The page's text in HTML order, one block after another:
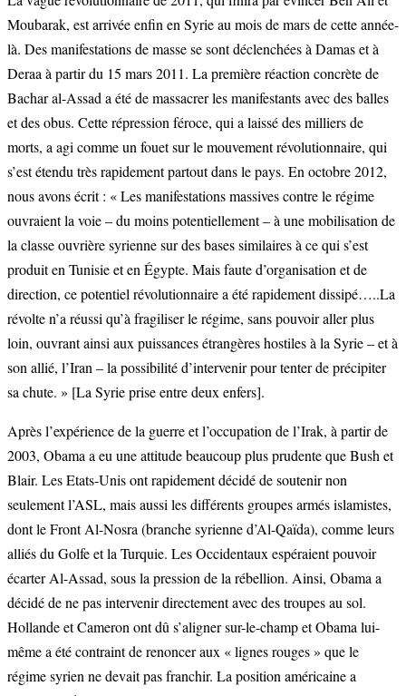
Moubarak, est arrivée enfin en Syrie au mois de mars de cette année-
là. Des manifestations de masse se sont déclenchées à Damas et à
Deraa à partir du 15 mars 2011. La première réaction concrète de
Bachar al-Assad a été de massacrer les manifestants avec des balles
et des obus. Cette répression féroce, qui a laissé des milliers de
morts, a agi comme un fouet sur le mouvement révolutionnaire, qui
s’est étendu très rapidement partout dans le pays. En octobre 2012,
nous avons écrit : « Les manifestations massives contre le régime
ouvraient la voie – du moins potentiellement – à une mobilisation de
la classe ouvrière syrienne sur des bases similaires à ce qui s’est
produit en Tunisie et en Égypte. Mais faute d’organisation et de
direction, ce potentiel révolutionnaire a été rapidement dissipé…..La
révolte n’a réussi qu’à fragiliser le régime, sans pouvoir aller plus
loin, ouvrant ainsi aux puissances étrangères hostiles à la Syrie – et à
son allié, l’Iran – la possibilité d’intervenir pour tenter de précipiter
sa chute. » [La Syrie prise entre deux enfers].
Après l’expérience de la guerre et l’occupation de l’Irak, à partir de
2003, Obama a eu une attitude beaucoup plus prudente que Bush et
Blair. Les Etats-Unis ont rapidement décidé de soutenir non
seulement l’ASL, mais aussi les différents groupes armés islamistes,
dont le Front Al-Nosra (branche syrienne d’Al-Qaïda), comme leurs
alliés du Golfe et la Turquie. Les Occidentaux espéraient pouvoir
écarter Al-Assad, sous la pression de la rébellion. Ainsi, Obama a
décidé de ne pas intervenir directement avec des troupes au sol.
Hollande et Cameron ont dû s’aligner sur-le-champ et Obama lui-
même a été contraint de renoncer aux « lignes rouges » que le
régime syrien ne devait pas franchir. La position américaine a